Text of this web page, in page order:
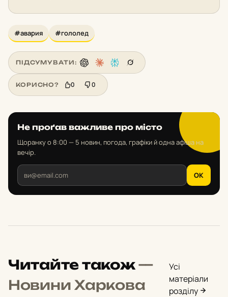
#авария #гололед
ПІДСУМУВАТИ:
КОРИСНО? 0 0
Не проґав важливе про місто
Щоранку о 8:00 — 5 новин, погода, графіки й одна афіша на
вечір.
OK
Читайте також—
Новини Харкова
Усі
матеріали
розділу